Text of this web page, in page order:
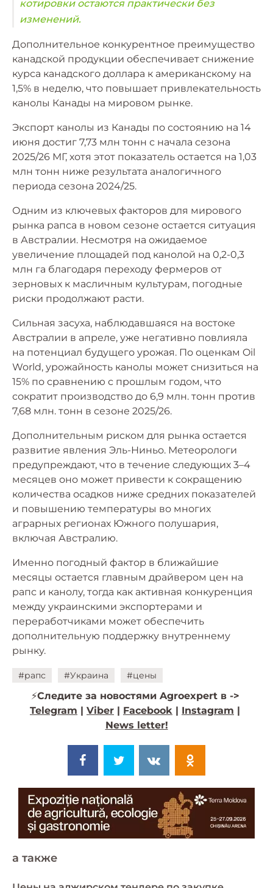
котировки остаются практически без
изменений.
Дополнительное конкурентное преимущество
канадской продукции обеспечивает снижение
курса канадского доллара к американскому на
1,5% в неделю, что повышает привлекательность
канолы Канады на мировом рынке.
Экспорт канолы из Канады по состоянию на 14
июня достиг 7,73 млн тонн с начала сезона
2025/26 МГ, хотя этот показатель остается на 1,03
млн тонн ниже результата аналогичного
периода сезона 2024/25.
Одним из ключевых факторов для мирового
рынка рапса в новом сезоне остается ситуация
в Австралии. Несмотря на ожидаемое
увеличение площадей под канолой на 0,2-0,3
млн га благодаря переходу фермеров от
зерновых к масличным культурам, погодные
риски продолжают расти.
Сильная засуха, наблюдавшаяся на востоке
Австралии в апреле, уже негативно повлияла
на потенциал будущего урожая. По оценкам Oil
World, урожайность канолы может снизиться на
15% по сравнению с прошлым годом, что
сократит производство до 6,9 млн. тонн против
7,68 млн. тонн в сезоне 2025/26.
Дополнительным риском для рынка остается
развитие явления Эль-Ниньо. Метеорологи
предупреждают, что в течение следующих 3–4
месяцев оно может привести к сокращению
количества осадков ниже средних показателей
и повышению температуры во многих
аграрных регионах Южного полушария,
включая Австралию.
Именно погодный фактор в ближайшие
месяцы остается главным драйвером цен на
рапс и канолу, тогда как активная конкуренция
между украинскими экспортерами и
переработчиками может обеспечить
дополнительную поддержку внутреннему
рынку.
#рапс #Украина #цены
⚡️Следите за новостями Agroexpert в ->
Telegram
Viber Facebook Instagram
News letter!
a также